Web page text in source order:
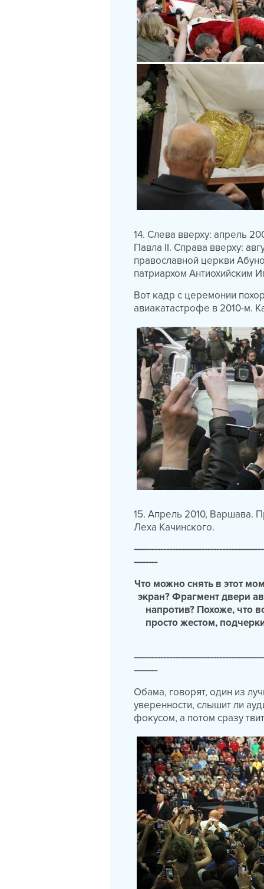
14. Слева вверху: апрель
Павла II. Справа вверху:
православной церкви
патриархом Антиохийским
Вот кадр с церемонии
авиакатастрофе в 2010-м.
15. Апрель 2010, Варшава.
Леха Качинского.
--------
Что можно снять в этот
экран? Фрагмент двери
напротив? Похоже, что
просто жестом,
--------
Обама, говорят, один из
уверенности, слышит ли
фокусом, а потом сразу